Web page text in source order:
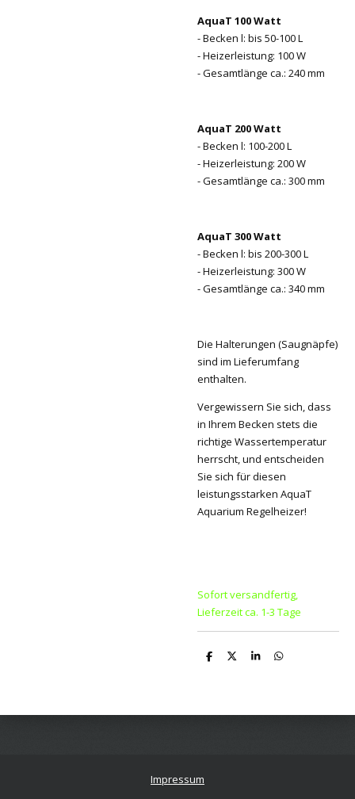
AquaT 100 Watt
- Becken l: bis 50-100 L
- Heizerleistung: 100 W
- Gesamtlänge ca.: 240 mm
AquaT 200 Watt
- Becken l: 100-200 L
- Heizerleistung: 200 W
- Gesamtlänge ca.: 300 mm
AquaT 300 Watt
- Becken l: bis 200-300 L
- Heizerleistung: 300 W
- Gesamtlänge ca.: 340 mm
Die Halterungen (Saugnäpfe)
sind im Lieferumfang
enthalten.
Vergewissern Sie sich, dass
in Ihrem Becken stets die
richtige Wassertemperatur
herrscht, und entscheiden
Sie sich für diesen
leistungsstarken AquaT
Aquarium Regelheizer!
Sofort versandfertig,
Lieferzeit ca. 1-3 Tage
T
T
T
T
Impressum